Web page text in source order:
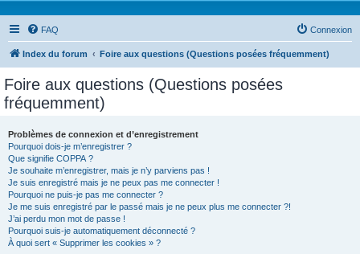
FAQ Connexion
Index du forum Foire aux questions (Questions posées fréquemment)
Foire aux questions (Questions posées
fréquemment)
Problèmes de connexion et d’enregistrement
Pourquoi dois-je m’enregistrer ?
Que signifie COPPA ?
Je souhaite m’enregistrer, mais je n’y parviens pas !
Je suis enregistré mais je ne peux pas me connecter !
Pourquoi ne puis-je pas me connecter ?
Je me suis enregistré par le passé mais je ne peux plus me connecter ?!
J’ai perdu mon mot de passe !
Pourquoi suis-je automatiquement déconnecté ?
À quoi sert « Supprimer les cookies » ?